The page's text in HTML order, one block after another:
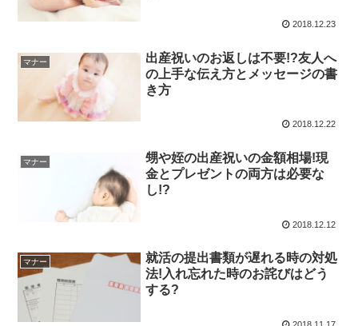
2018.12.23
マナー
出産祝いのお返しは不要!?友人へ
の上手な伝え方とメッセージの書
き方
2018.12.22
マナー
甥や姪の出産祝いの金額相場!現
金とプレゼントの両方は必要な
し!?
2018.12.12
マナー
就活の提出書類が遅れる時の対処
法!入れ忘れた時のお詫びはどう
する?